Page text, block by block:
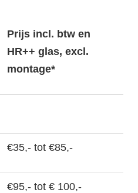
Prijs incl. btw en
HR++ glas, excl.
montage*
€35,- tot €85,-
€95,- tot € 100,-